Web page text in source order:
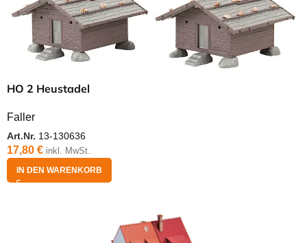
HO 2 Heustadel
Faller
Art.Nr. 13-130636
17,80 € inkl. MwSt.
IN DEN WARENKORB